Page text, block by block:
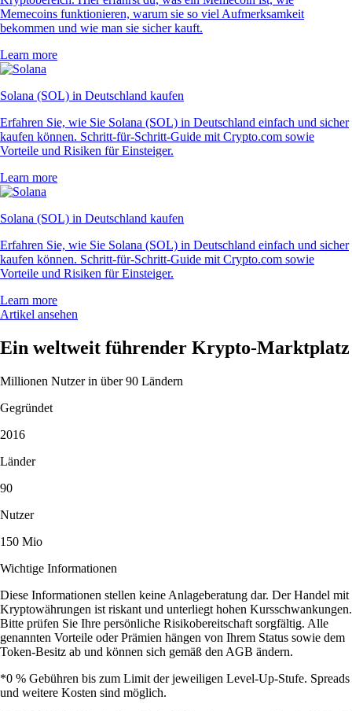
Memecoins funktionieren, warum sie so viel Aufmerksamkeit
bekommen und wie man sie sicher kauft.
Learn more
Solana (SOL) in Deutschland kaufen
Erfahren Sie, wie Sie Solana (SOL) in Deutschland einfach und sicher
kaufen können. Schritt-für-Schritt-Guide mit Crypto.com sowie
Vorteile und Risiken für Einsteiger.
Learn more
Solana (SOL) in Deutschland kaufen
Erfahren Sie, wie Sie Solana (SOL) in Deutschland einfach und sicher
kaufen können. Schritt-für-Schritt-Guide mit Crypto.com sowie
Vorteile und Risiken für Einsteiger.
Learn more
Artikel ansehen
Ein weltweit führender Krypto-Marktplatz
Millionen Nutzer in über 90 Ländern
Gegründet
2016
Länder
90
Nutzer
150 Mio
Wichtige Informationen
Diese Informationen stellen keine Anlageberatung dar. Der Handel mit
Kryptowährungen ist riskant und unterliegt hohen Kursschwankungen.
Bitte prüfen Sie Ihre persönliche Risikobereitschaft sorgfältig. Alle
genannten Vorteile oder Prämien hängen von Ihrem Status sowie dem
Token-Besitz ab und können sich gemäß den AGB ändern.
*0 % Gebühren bis zum Limit der jeweiligen Level-Up-Stufe. Spreads
und weitere Kosten sind möglich.